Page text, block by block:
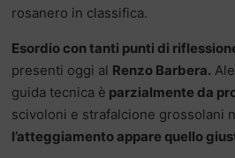
rosanero in classifica.
Esordio con tanti punti di
presenti oggi al Renzo Barbera.
guida tecnica è parzialmente da
scivoloni e strafalcione grossolani
l’atteggiamento appare quello